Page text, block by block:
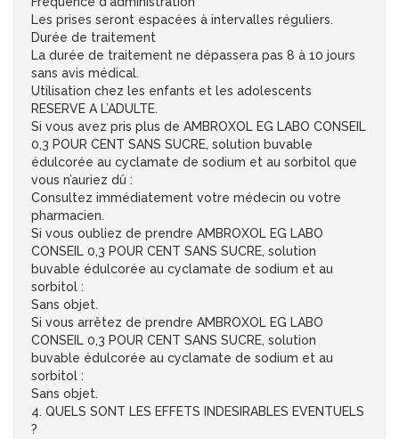
Les prises seront espacées à intervalles réguliers.
Durée de traitement
La durée de traitement ne dépassera pas 8 à 10 jours
sans avis médical.
Utilisation chez les enfants et les adolescents
RESERVE A L’ADULTE.
Si vous avez pris plus de AMBROXOL EG LABO CONSEIL
0,3 POUR CENT SANS SUCRE, solution buvable
édulcorée au cyclamate de sodium et au sorbitol que
vous n’auriez dû :
Consultez immédiatement votre médecin ou votre
pharmacien.
Si vous oubliez de prendre AMBROXOL EG LABO
CONSEIL 0,3 POUR CENT SANS SUCRE, solution
buvable édulcorée au cyclamate de sodium et au
sorbitol :
Sans objet.
Si vous arrêtez de prendre AMBROXOL EG LABO
CONSEIL 0,3 POUR CENT SANS SUCRE, solution
buvable édulcorée au cyclamate de sodium et au
sorbitol :
Sans objet.
4. QUELS SONT LES EFFETS INDESIRABLES EVENTUELS
?